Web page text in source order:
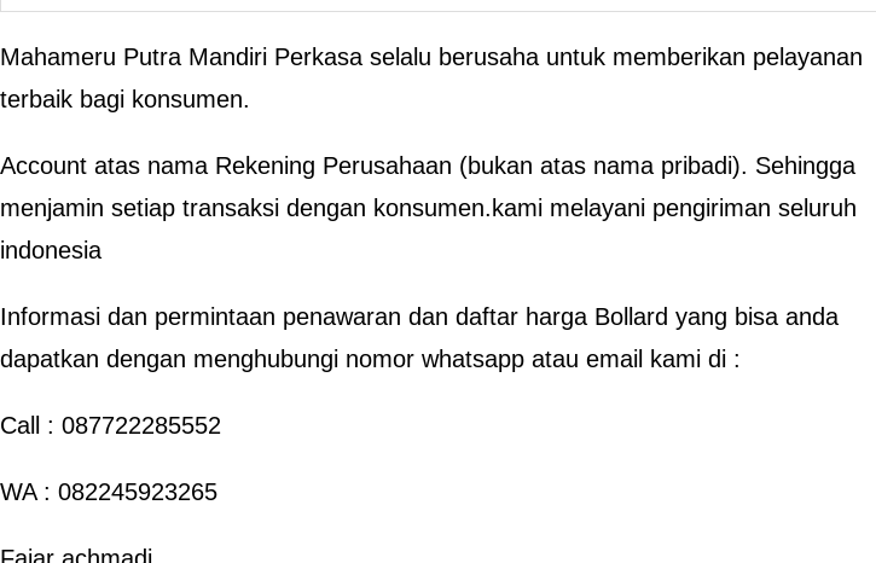
Mahameru Putra Mandiri Perkasa selalu berusaha untuk memberikan pelayanan
terbaik bagi konsumen.
Account atas nama Rekening Perusahaan (bukan atas nama pribadi). Sehingga
menjamin setiap transaksi dengan konsumen.kami melayani pengiriman seluruh
indonesia
Informasi dan permintaan penawaran dan daftar harga Bollard yang bisa anda
dapatkan dengan menghubungi nomor whatsapp atau email kami di :
Call : 087722285552
WA : 082245923265